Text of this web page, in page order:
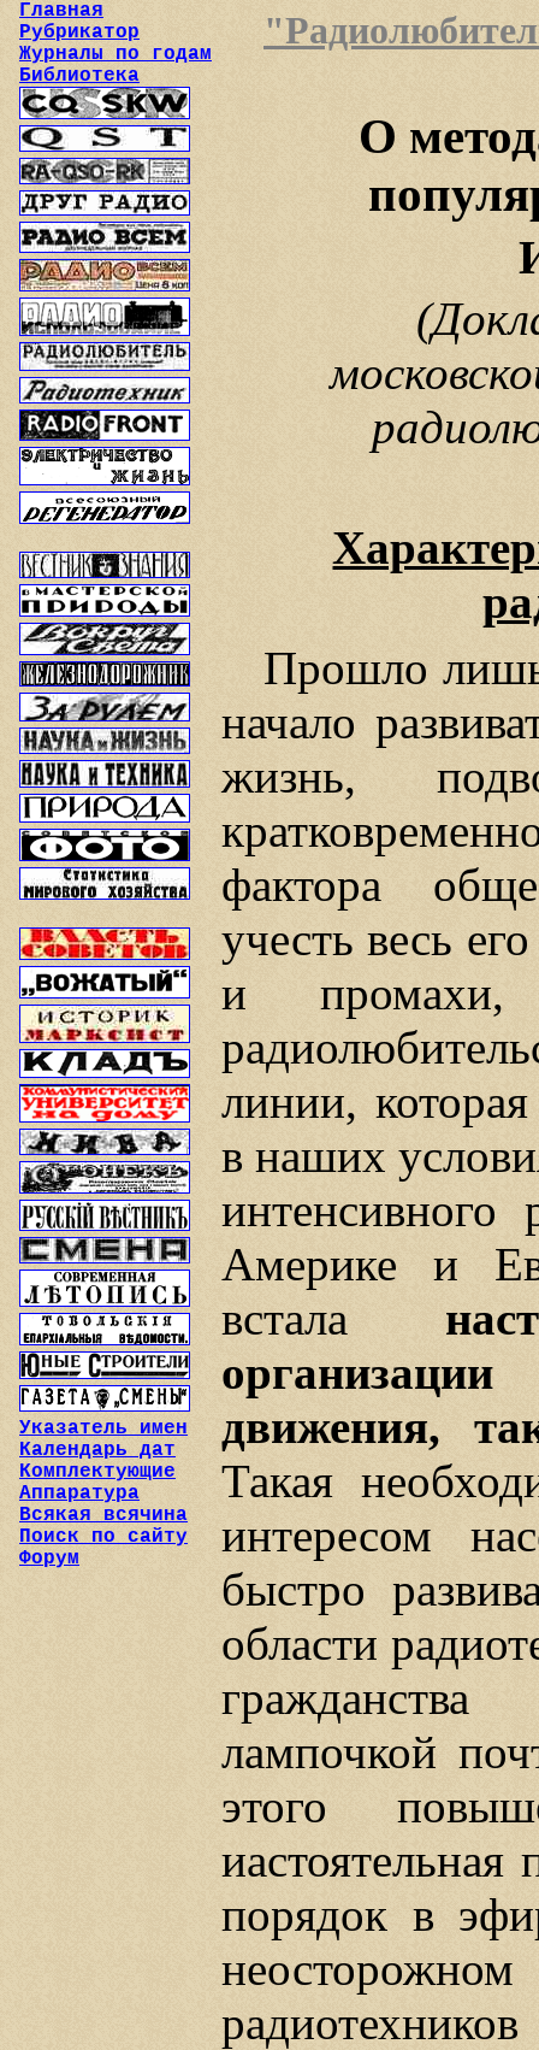
Главная
Рубрикатор
Журналы по годам
Библиотека
Указатель имен
Календарь дат
Комплектующие
Аппаратура
Всякая всячина
Поиск по сайту
Форум
О
Прошло лишь
начало
жизнь,
фактора
учесть весь
и
линии,
в наших
интенсивного
Америке и
встала
движения,
Такая
интересом
быстро
области
лампочкой
этого
иастоятельная
порядок в